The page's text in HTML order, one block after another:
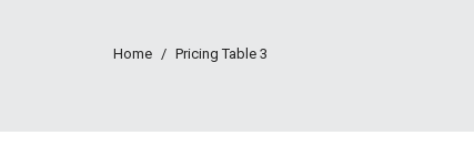
Home Pricing Table 3